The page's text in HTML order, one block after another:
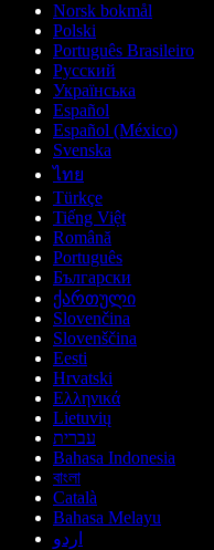
Norsk bokmål
Polski
Português Brasileiro
Русский
Українська
Español
Español (México)
Svenska
ไทย
Türkçe
Tiếng Việt
Română
Português
Български
ქართული
Slovenčina
Slovenščina
Eesti
Hrvatski
Ελληνικά
Lietuvių
עברית
Bahasa Indonesia
বাংলা
Català
Bahasa Melayu
اردو